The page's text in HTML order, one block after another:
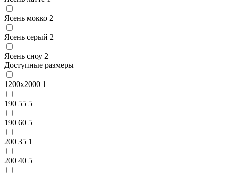
Ясень мокко 2
Ясень серый 2
Ясень сноу 2
Доступные размеры
1200x2000 1
190 55 5
190 60 5
200 35 1
200 40 5